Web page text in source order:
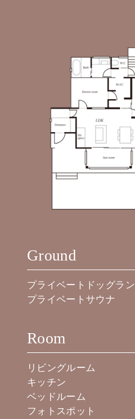
Ground
プライベートドッグラン
プライベートサウナ
Room
リビングルーム
キッチン
ベッドルーム
フォトスポット